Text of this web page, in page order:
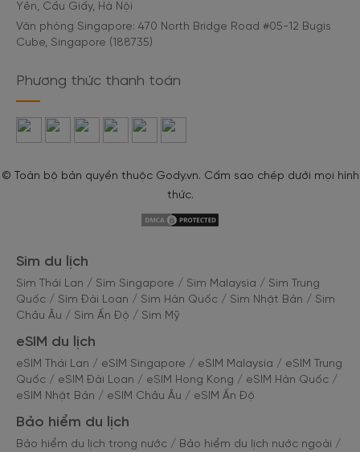
Yên, Cầu Giấy, Hà Nội
Văn phòng Singapore: 470 North Bridge Road #05-12 Bugis
Cube, Singapore (188735)
Phương thức thanh toán
© Toàn bộ bản quyền thuộc Gody.vn. Cấm sao chép dưới mọi hình
thức.
Sim du lịch
Sim Thái Lan / Sim Singapore / Sim Malaysia / Sim Trung
Quốc / Sim Đài Loan / Sim Hàn Quốc / Sim Nhật Bản / Sim
Châu Âu / Sim Ấn Độ / Sim Mỹ
eSIM du lịch
eSIM Thái Lan / eSIM Singapore / eSIM Malaysia / eSIM Trung
Quốc / eSIM Đài Loan / eSIM Hong Kong / eSIM Hàn Quốc /
eSIM Nhật Bản / eSIM Châu Âu / eSIM Ấn Độ
Bảo hiểm du lịch
Bảo hiểm du lịch trong nước / Bảo hiểm du lịch nước ngoài /